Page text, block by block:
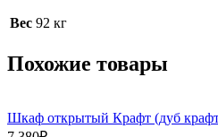
Вес 92 кг
Похожие товары
Шкаф открытый Крафт (дуб